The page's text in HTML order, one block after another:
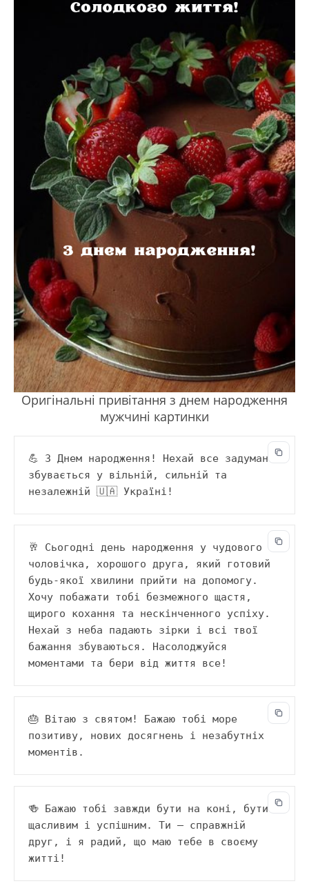
Оригінальні привітання з днем народження
мужчині картинки
💪 З Днем народження! Нехай все задумане
збувається у вільній, сильній та
незалежній 🇺🇦 Україні!
🥂 Сьогодні день народження у чудового
чоловічка, хорошого друга, який готовий
будь-якої хвилини прийти на допомогу.
Хочу побажати тобі безмежного щастя,
щирого кохання та нескінченного успіху.
Нехай з неба падають зірки і всі твої
бажання збуваються. Насолоджуйся
моментами та бери від життя все!
🎂 Вітаю з святом! Бажаю тобі море
позитиву, нових досягнень і незабутніх
моментів.
🍻 Бажаю тобі завжди бути на коні, бути
щасливим і успішним. Ти — справжній
друг, і я радий, що маю тебе в своєму
житті!